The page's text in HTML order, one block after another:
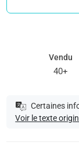
Vendu
40+
Certaines
Voir le texte